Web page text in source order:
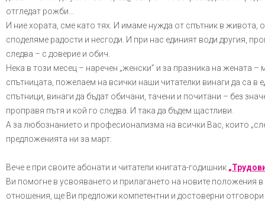
отгледат рожби…
И ние хората, сме като тях. И имаме нужда от спътник в живота,
споделяме радости и несгоди. И при нас единият води другия,
следва – с доверие и обич.
Нека в този месец – наречен „женски” и за празника на жената
спътницата, пожелаем на всички наши читателки винаги да са в
спътници, винаги да бъдат обичани, тачени и почитани – без
проправя пътя и кой го следва. И така да бъдем щастливи.
А за любознанието и професионализма на всички Вас, които
предложенията ни за март:
Вече е при своите абонати и читатели книгата-годишник
Ви помогне в усвояването и прилагането на новите положения в
отношения, ще Ви предложи компетентни и достоверни